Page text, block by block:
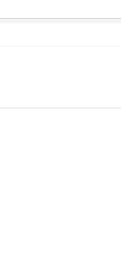
87C)